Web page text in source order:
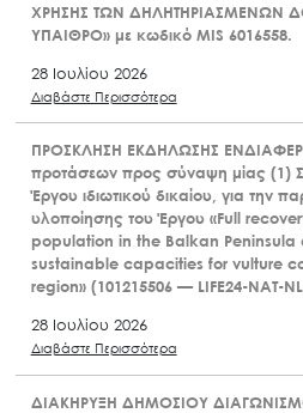
ΧΡΗΣΗΣ ΤΩΝ ΔΗΛΗΤΗΡΙΑΣΜΕΝΩΝ
ΥΠΑΙΘΡΟ» με κωδικό MIS 6016558.
28 Ιουλίου 2026
Διαβάστε Περισσότερα
ΠΡΟΣΚΛΗΣΗ ΕΚΔΗΛΩΣΗΣ
προτάσεων προς σύναψη μίας (1)
Έργου ιδιωτικού δικαίου, για την
υλοποίησης του Έργου «Full
population in the Balkan
sustainable capacities for vulture
region» (101215506 — LIFE24-NAT-
28 Ιουλίου 2026
Διαβάστε Περισσότερα
ΔΙΑΚΗΡΥΞΗ ΔΗΜΟΣΙΟΥ